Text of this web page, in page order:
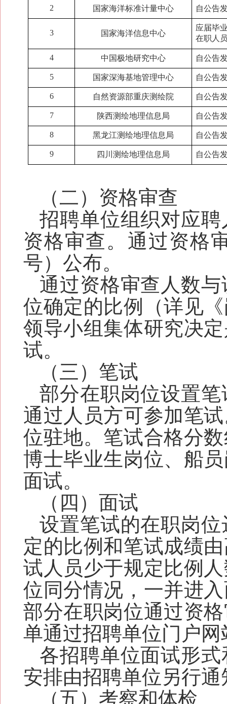
2 国家海洋标准计量中心 自公告
3 国家海洋信息中心
应届毕
在职人
4 中国极地研究中心 自公告
5 国家深海基地管理中心 自公告
6 自然资源部重庆测绘院 自公告
7 陕西测绘地理信息局 自公告
8 黑龙江测绘地理信息局 自公告
9 四川测绘地理信息局 自公告
（二）资格审查
招聘单位组织对应
资格审查。通过资格
号）公布。
通过资格审查人数
位确定的比例
（详见
领导小组集体研究决
试。
（三）笔试
部分在职岗位设置
通过人员方可参加笔
位驻地。笔试合格分
博士毕业生岗位、船
面试。
（四）面试
设置笔试的在职岗
定的比例和笔试成绩
试人员少于规定比例
位同分情况，一并进
部分在职岗位通过资
单通过招聘单位门户
各招聘单位面试形
安排由招聘单位另行通
（五）考察和体检